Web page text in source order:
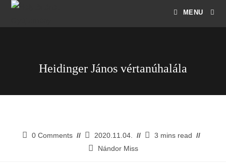
MENU
Heidinger János vértanúhalála
0 Comments 2020.11.04.
3 mins read
Nándor Miss